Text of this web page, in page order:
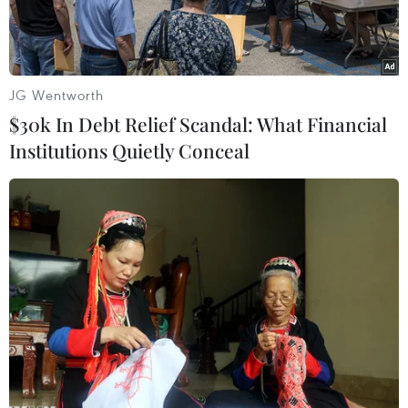
Các lãnh đạo và vận động viên đoàn thể thao Việt Nam tại
Incheon. (Ảnh: Hữu Quý/TTXVN)
Theo phóng viên TTXVN có mặt tại Incheon,
Hàn Quốc, Trưởng đoàn Thể thao Việt Nam Lâm
Quang Thành ngày 19/9 cho biết đoàn thể thao
JG Wentworth
$30k In Debt Relief Scandal: What Financial
Institutions Quietly Conceal